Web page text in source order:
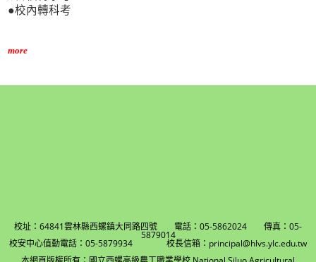
●校內轉科考
more
校址：64841雲林縣西螺鎮大同路四號 電話：05-5862024 傳真：05-
5879014
校安中心值勤電話：05-5879934 校長信箱：principal@hlvs.ylc.edu.tw